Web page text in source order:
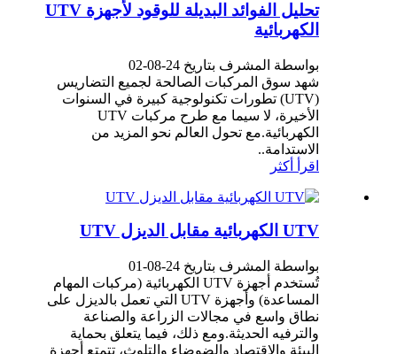
تحليل الفوائد البديلة للوقود لأجهزة UTV
الكهربائية
بواسطة المشرف بتاريخ 24-08-02
شهد سوق المركبات الصالحة لجميع التضاريس
(UTV) تطورات تكنولوجية كبيرة في السنوات
الأخيرة، لا سيما مع طرح مركبات UTV
الكهربائية.مع تحول العالم نحو المزيد من
الاستدامة..
اقرأ أكثر
UTV الكهربائية مقابل الديزل UTV
بواسطة المشرف بتاريخ 24-08-01
تُستخدم أجهزة UTV الكهربائية (مركبات المهام
المساعدة) وأجهزة UTV التي تعمل بالديزل على
نطاق واسع في مجالات الزراعة والصناعة
والترفيه الحديثة.ومع ذلك، فيما يتعلق بحماية
البيئة والاقتصاد والضوضاء والتلوث، تتمتع أجهزة